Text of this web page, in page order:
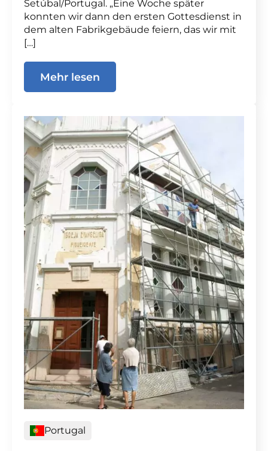
Setúbal/Portugal. „Eine Woche später
konnten wir dann den ersten Gottesdienst in
dem alten Fabrikgebäude feiern, das wir mit
[…]
Mehr lesen
Portugal